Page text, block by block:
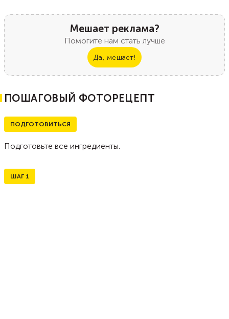
Мешает реклама?
Помогите нам стать лучше
Да, мешает!
ПОШАГОВЫЙ ФОТОРЕЦЕПТ
ПОДГОТОВИТЬСЯ
Подготовьте все ингредиенты.
ШАГ 1